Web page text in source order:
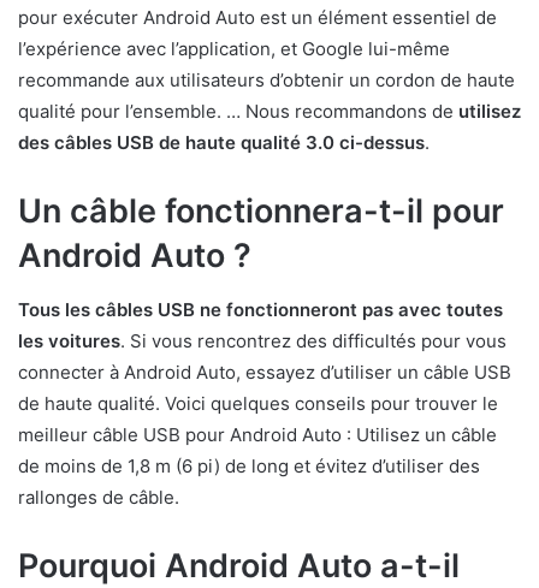
pour exécuter Android Auto est un élément essentiel de
l’expérience avec l’application, et Google lui-même
recommande aux utilisateurs d’obtenir un cordon de haute
qualité pour l’ensemble. … Nous recommandons de utilisez
des câbles USB de haute qualité 3.0 ci-dessus.
Un câble fonctionnera-t-il pour
Android Auto ?
Tous les câbles USB ne fonctionneront pas avec toutes
les voitures. Si vous rencontrez des difficultés pour vous
connecter à Android Auto, essayez d’utiliser un câble USB
de haute qualité. Voici quelques conseils pour trouver le
meilleur câble USB pour Android Auto : Utilisez un câble
de moins de 1,8 m (6 pi) de long et évitez d’utiliser des
rallonges de câble.
Pourquoi Android Auto a-t-il